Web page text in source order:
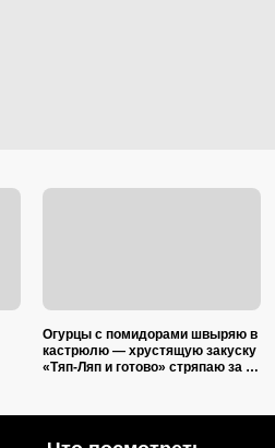
Огурцы с помидорами швыряю в
кастрюлю — хрустящую закуску
«Тяп-Ляп и готово» стряпаю за 15